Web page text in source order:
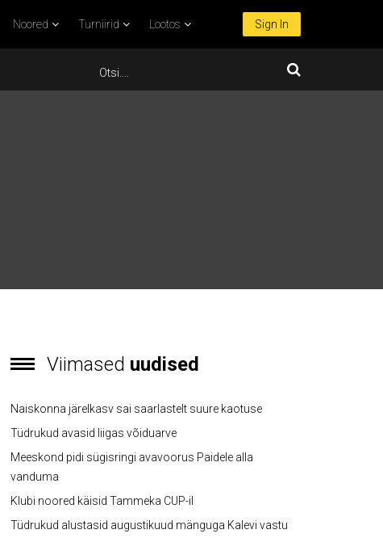
Noored Turniirid Lootos Sign In
Viimased uudised
Naiskonna järelkasv sai saarlastelt suure kaotuse
Tüdrukud avasid liigas võiduarve
Meeskond pidi sügisringi avavoorus Paidele alla
vanduma
Klubi noored käisid Tammeka CUP-il
Tüdrukud alustasid augustikuud mänguga Kalevi vastu